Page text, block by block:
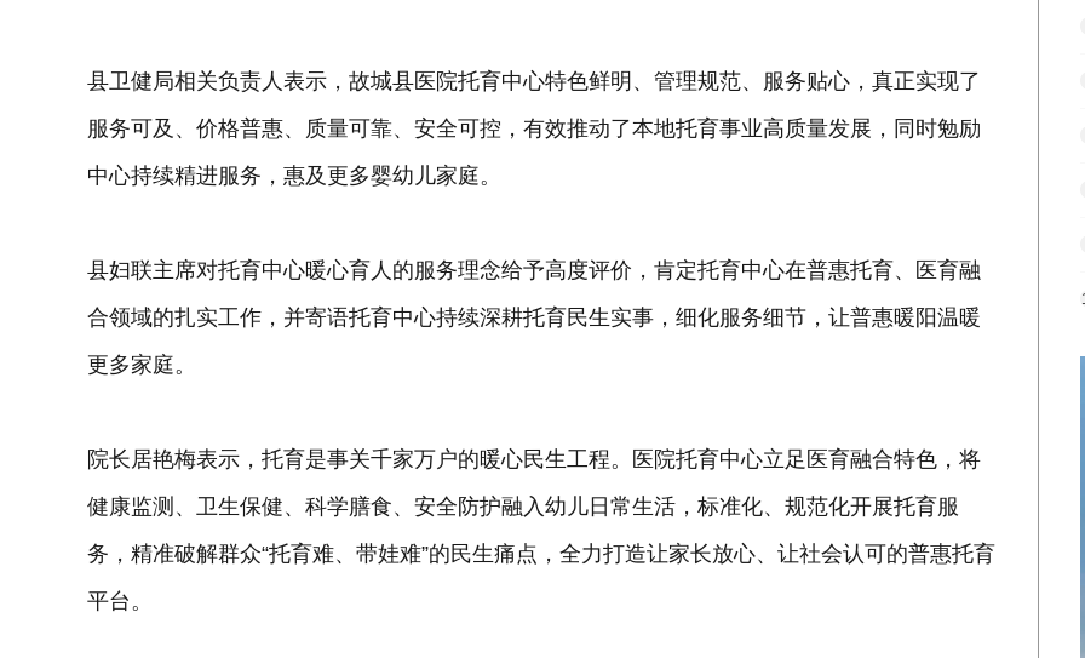
县卫健局相关负责人表示，故城县医院托育中心特色鲜明、管理规范、服务贴心，真正实现了
服务可及、价格普惠、质量可靠、安全可控，有效推动了本地托育事业高质量发展，同时勉励
中心持续精进服务，惠及更多婴幼儿家庭。
县妇联主席对托育中心暖心育人的服务理念给予高度评价，肯定托育中心在普惠托育、医育融
合领域的扎实工作，并寄语托育中心持续深耕托育民生实事，细化服务细节，让普惠暖阳温暖
更多家庭。
院长居艳梅表示，托育是事关千家万户的暖心民生工程。医院托育中心立足医育融合特色，将
健康监测、卫生保健、科学膳食、安全防护融入幼儿日常生活，标准化、规范化开展托育服
务，精准破解群众“托育难、带娃难”的民生痛点，全力打造让家长放心、让社会认可的普惠托育
平台。